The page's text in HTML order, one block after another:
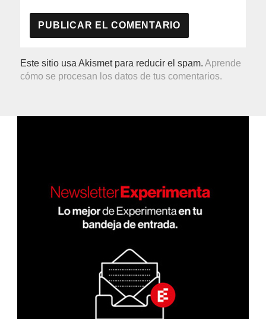
Este sitio usa Akismet para reducir el spam.Aprende
cómo se procesan los datos de tus comentarios.